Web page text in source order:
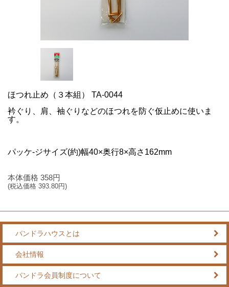
ほつれ止め（３本組） TA-0044
衿ぐり、肩、袖ぐりなどのほつれを防ぐ仮止めに使いま
す。
パッケ-ジサイズ(約)幅40×奥行8×高さ162mm
本体価格 358円
(税込価格 393.80円)
パンドラハウスとは
会社情報
パンドラ会員制度について